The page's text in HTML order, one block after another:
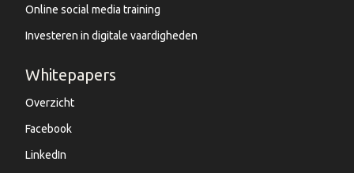
Online social media training
Investeren in digitale vaardigheden
Whitepapers
Overzicht
Facebook
LinkedIn